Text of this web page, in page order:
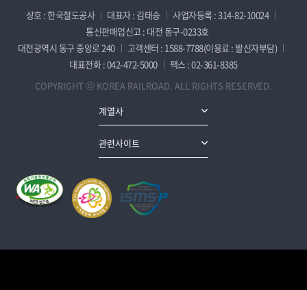
상호 : 한국철도공사 대표자 : 김태승
사업자등록 : 314-82-10024
통신판매업신고 : 대전 동구-0233호
대전광역시 동구 중앙로 240
고객센터 : 1588-7788(이용료 : 발신자부담)
대표전화 : 042-472-5000
팩스 : 02-361-8385
COPYRIGHT ⓒ KOREA RAILROAD. ALL RIGHTS RESERVED.
계열사
관련사이트